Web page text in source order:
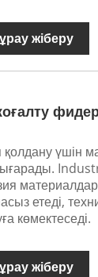
жіберу
үшін
етеді,
көмектеседі.
жіберу